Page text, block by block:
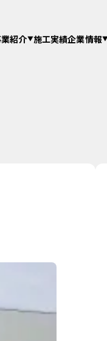
紹介 施工実績企業情報